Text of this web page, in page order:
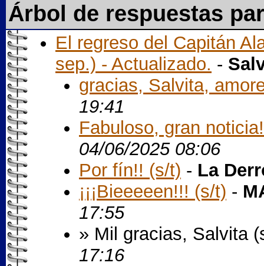
Árbol de respuestas
El regreso del Capitán
sep.) - Actualizado. -
gracias, Salvita,
19:41
Fabuloso, gran
04/06/2025 08:06
Por fín!! (s/t) - La
¡¡¡Bieeeeen!!! (s/t) -
17:55
» Mil gracias, Salvita
17:16